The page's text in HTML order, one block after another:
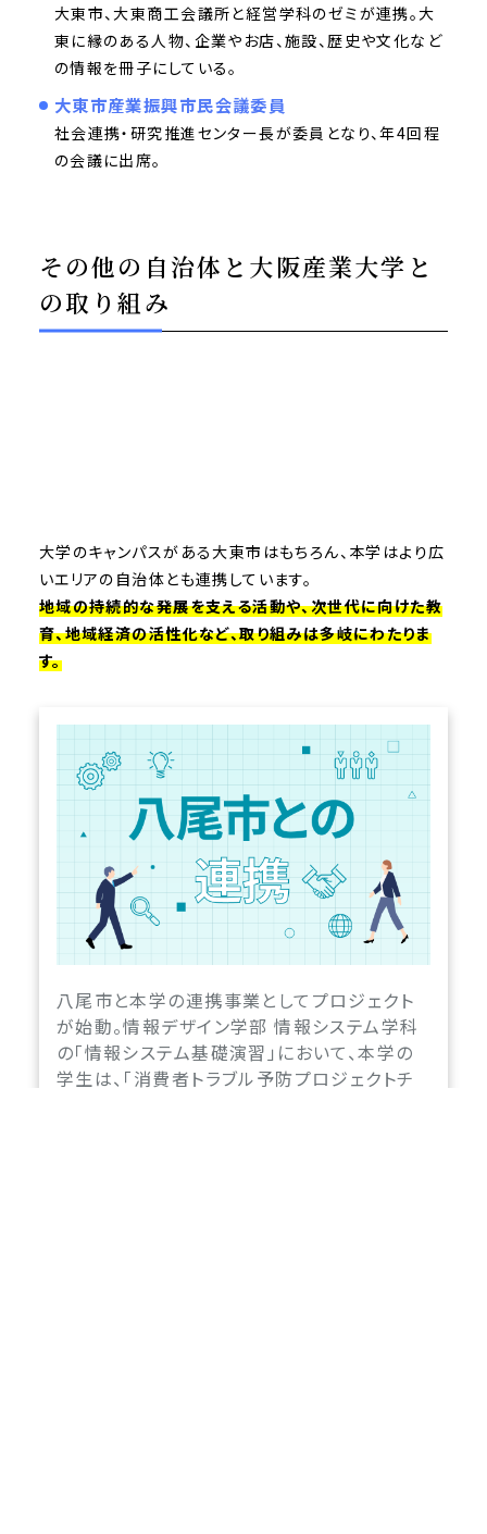
大東市、大東商工会議所と経営学科のゼミが連携。大
東に縁のある人物、企業やお店、施設、歴史や文化など
の情報を冊子にしている。
大東市産業振興市民会議委員
社会連携・研究推進センター長が委員となり、年4回程
の会議に出席。
その他の自治体と大阪産業大学と
の取り組み
大学のキャンパスがある大東市はもちろん、本学はより広
いエリアの自治体とも連携しています。
地域の持続的な発展を支える活動や、次世代に向けた教
育、地域経済の活性化など、取り組みは多岐にわたりま
す。
八尾市と本学の連携事業としてプロジェクト
が始動。情報デザイン学部 情報システム学科
の「情報システム基礎演習」において、本学の
学生は、「消費者トラブル予防プロジェクトチ